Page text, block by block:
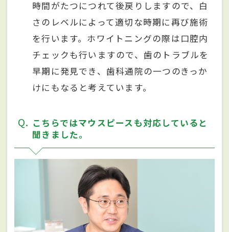
時間がたつにつれて後戻りしますので、白
さのレベルによって適切な時期に再び施術
を行います。ホワイトニングの際は口腔内
チェックも行いますので、歯のトラブルを
早期に発見でき、歯科通院の一つのきっか
けにもなると考えています。
Q
こちらではマウスピースも対応していると
聞きました。